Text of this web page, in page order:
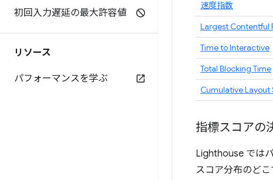
初回入力遅延の最大許容値
リソース
パフォーマンスを学ぶ
速度指数
Largest Contentful
Time to Interactive
Total Blocking Time
Cumulative Layout
指標スコアの
Lighthouse では
スコア分布のど